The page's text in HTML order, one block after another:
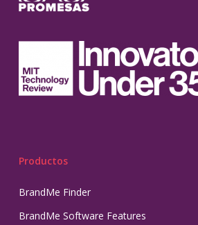
Productos
BrandMe Finder
BrandMe Software Features